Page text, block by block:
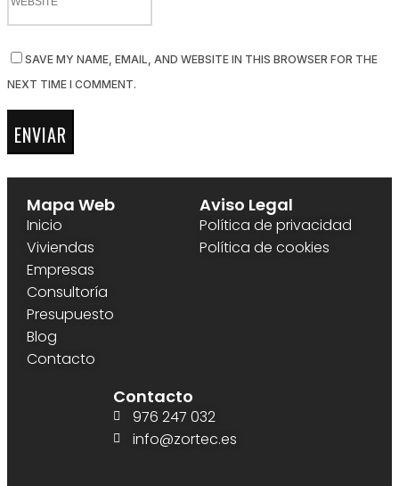
SAVE MY NAME, EMAIL, AND WEBSITE IN THIS BROWSER FOR THE
NEXT TIME I COMMENT.
Mapa Web
Inicio
Viviendas
Empresas
Consultoría
Presupuesto
Blog
Contacto
Aviso Legal
Política de privacidad
Política de cookies
Contacto
976 247 032
info@zortec.es